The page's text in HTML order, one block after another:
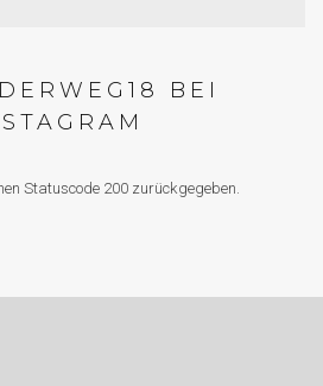
BEI
Statuscode 200 zurückgegeben.